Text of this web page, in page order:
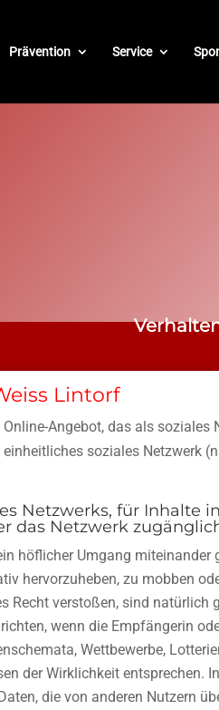
Prävention Service
Lintorf
Angebot, das als
soziales Netzwerk
Netzwerks, für Inhalte
das Netzwerk
höflicher Umgang
hervorzuheben, zu mobben
Recht verstoßen, sind natürlich
wenn die Empfängerin
Wettbewerbe,
der Wirklichkeit
die von anderen Nutzern